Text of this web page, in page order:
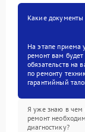
Какие документы
На этапе приема
ремонт вам
обязательств на
по ремонту
гарантийный
Я уже знаю в чем
ремонт
диагностику?